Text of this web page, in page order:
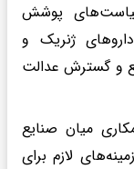
پوشش
ژنریک و
و گسترش عدالت
میان صنایع
لازم برای